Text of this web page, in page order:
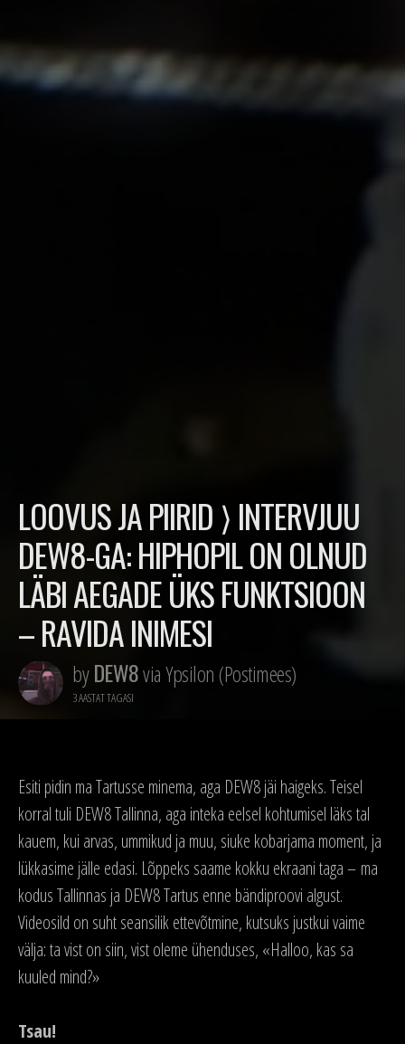
LOOVUS JA PIIRID ⟩ INTERVJUU
DEW8-GA: HIPHOPIL ON OLNUD
LÄBI AEGADE ÜKS FUNKTSIOON
– RAVIDA INIMESI
byDEW8via Ypsilon (Postimees)
3 AASTAT TAGASI
Esiti pidin ma Tartusse minema, aga DEW8 jäi haigeks. Teisel
korral tuli DEW8 Tallinna, aga inteka eelsel kohtumisel läks tal
kauem, kui arvas, ummikud ja muu, siuke kobarjama moment, ja
lükkasime jälle edasi. Lõppeks saame kokku ekraani taga – ma
kodus Tallinnas ja DEW8 Tartus enne bändiproovi algust.
Videosild on suht seansilik ettevõtmine, kutsuks justkui vaime
välja: ta vist on siin, vist oleme ühenduses, «Halloo, kas sa
kuuled mind?»
Tsau!